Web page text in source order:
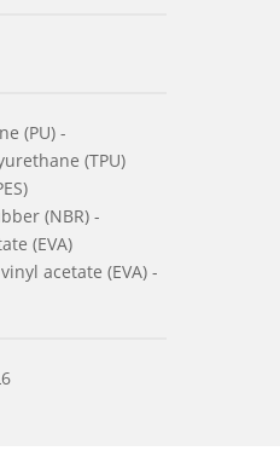
(PU) -
(TPU)
(NBR) -
(EVA)
acetate (EVA) -